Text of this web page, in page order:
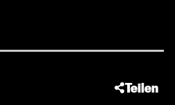
Teilen